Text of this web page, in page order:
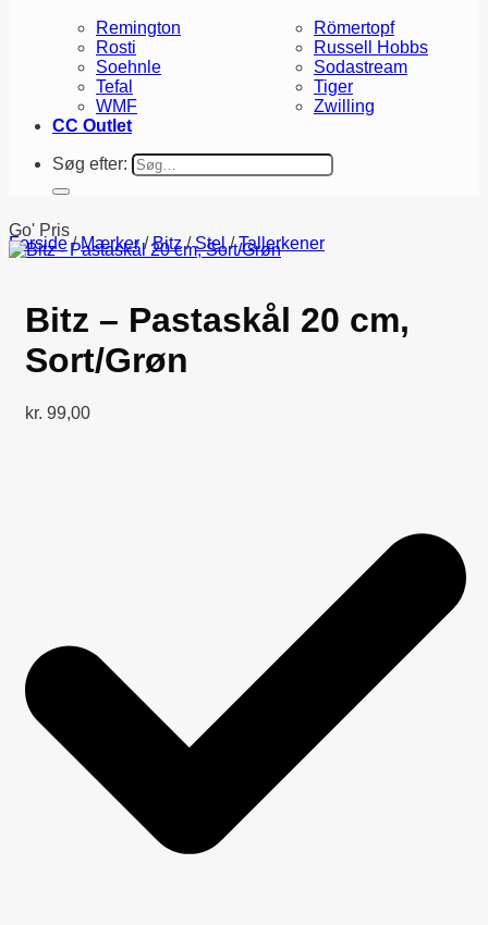
Remington
Römertopf
Rosti
Russell Hobbs
Soehnle
Sodastream
Tefal
Tiger
WMF
Zwilling
CC Outlet
Søg efter:
Forside / Mærker / Bitz / Stel / Tallerkener
Go' Pris
Bitz – Pastaskål 20 cm,
Sort/Grøn
kr. 99,00